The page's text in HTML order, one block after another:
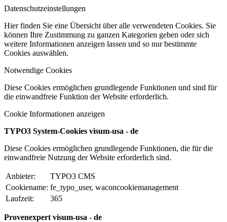
Datenschutzeinstellungen
Hier finden Sie eine Übersicht über alle verwendeten Cookies. Sie
können Ihre Zustimmung zu ganzen Kategorien geben oder sich
weitere Informationen anzeigen lassen und so nur bestimmte
Cookies auswählen.
Notwendige Cookies
Diese Cookies ermöglichen grundlegende Funktionen und sind für
die einwandfreie Funktion der Website erforderlich.
Cookie Informationen anzeigen
TYPO3 System-Cookies visum-usa - de
Diese Cookies ermöglichen grundlegende Funktionen, die für die
einwandfreie Nutzung der Website erforderlich sind.
Anbieter:
TYPO3 CMS
Cookiename: fe_typo_user, waconcookiemanagement
Laufzeit:
365
Provenexpert visum-usa - de